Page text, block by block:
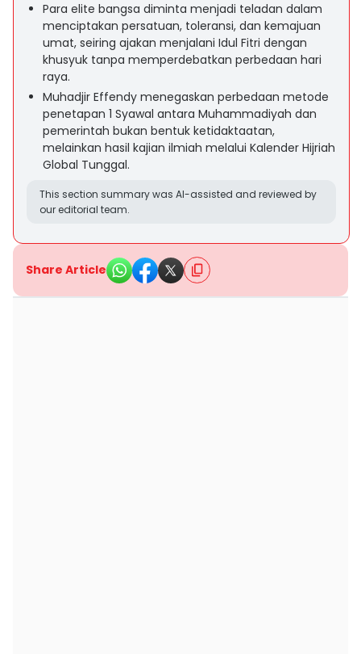
Para elite bangsa diminta menjadi teladan dalam
menciptakan persatuan, toleransi, dan kemajuan
umat, seiring ajakan menjalani Idul Fitri dengan
khusyuk tanpa memperdebatkan perbedaan hari
raya.
Muhadjir Effendy menegaskan perbedaan metode
penetapan 1 Syawal antara Muhammadiyah dan
pemerintah bukan bentuk ketidaktaatan,
melainkan hasil kajian ilmiah melalui Kalender Hijriah
Global Tunggal.
This section summary was AI-assisted and reviewed by
our editorial team.
Share Article